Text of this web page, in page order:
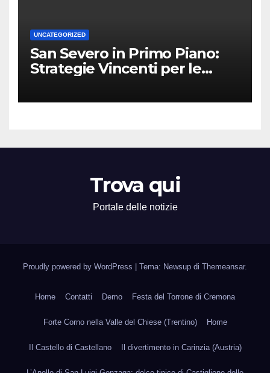
UNCATEGORIZED
San Severo in Primo Piano:
Strategie Vincenti per le
Territorio
Trova qui
Portale delle notizie
Proudly powered by WordPress Tema: Newsup di Themeansar.
Home Contatti Demo Festa del Torrone di Cremona
Forte Corno nella Valle del Chiese (Trentino) Home
Il Castello di Castellano Il divertimento in Carinzia (Austria)